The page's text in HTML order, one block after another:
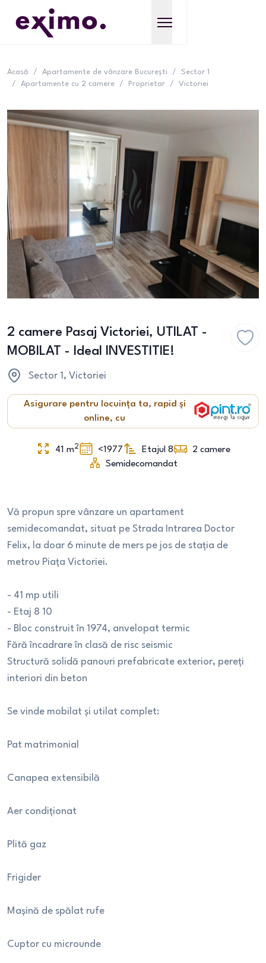
Acasă / Apartamente de vânzare București /
Sector 1
/
Apartamente cu 2 camere / Proprietar / Victoriei
2 camere Pasaj Victoriei, UTILAT -
MOBILAT - Ideal INVESTITIE!
Sector 1 , Victoriei
Asigurare pentru locuința ta, rapid și
online, cu
41 m2 <1977 Etajul 8 2 camere
Semidecomandat
Vă propun spre vânzare un apartament
semidecomandat, situat pe Strada Intrarea Doctor
Felix, la doar 6 minute de mers pe jos de stația de
metrou Piața Victoriei.
- 41 mp utili
- Etaj 8 10
- Bloc construit în 1974, anvelopat termic
Fără încadrare în clasă de risc seismic
Structură solidă panouri prefabricate exterior, pereți
interiori din beton
Se vinde mobilat și utilat complet:
Pat matrimonial
Canapea extensibilă
Aer condiționat
Plită gaz
Frigider
Mașină de spălat rufe
Cuptor cu microunde